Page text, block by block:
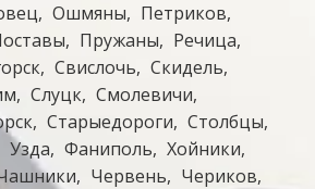
Ошмяны
Петриков
Пружаны
Речица
Свислочь
Скидель
Слуцк Смолевичи
Старыедороги
Столбцы
Узда Фаниполь
Хойники
Червень
Чериков